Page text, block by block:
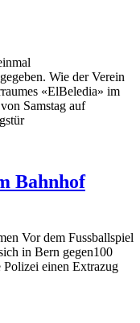
Wie der Verein
«ElBeledia» im
Samstag auf
Bahnhof
Vor dem Fussballspiel
in Bern gegen100
einen Extrazug